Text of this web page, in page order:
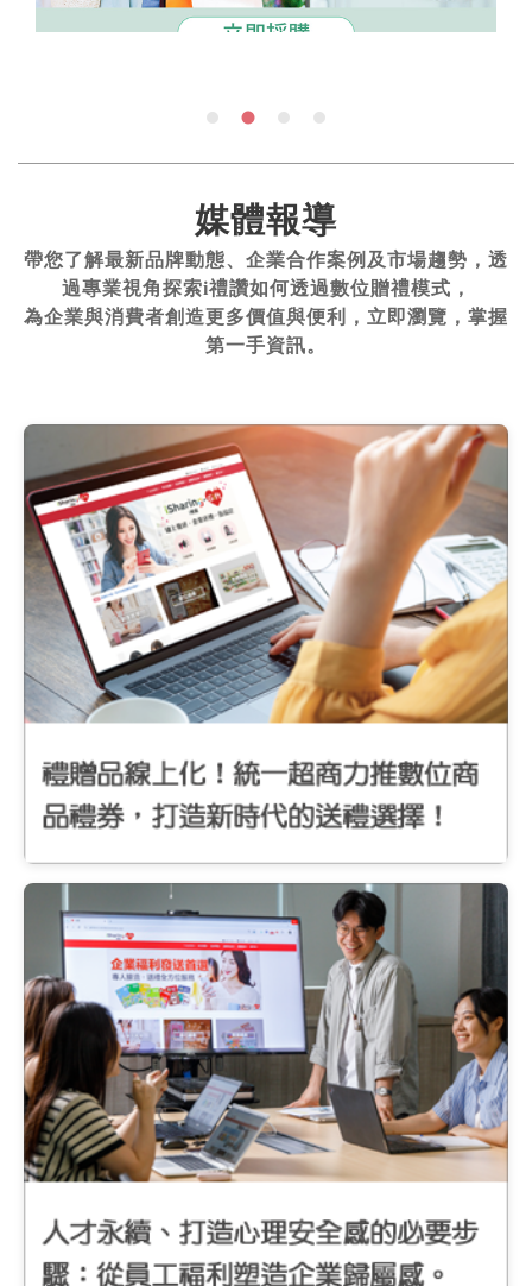
媒體報導
帶您了解最新品牌動態、企業合作案例及市場趨勢，透
過專業視角探索i禮讚如何透過數位贈禮模式，
為企業與消費者創造更多價值與便利，立即瀏覽，掌握
第一手資訊。